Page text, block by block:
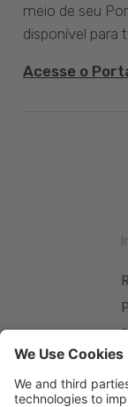
meio de seu
disponível para
Acesse o